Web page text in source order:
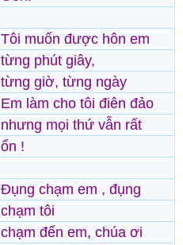
Tôi muốn được hôn em
từng phút giây,
từng giờ, từng ngày
Em làm cho tôi điên đảo
nhưng mọi thứ vẫn rất
ổn !
Đụng chạm em , đụng
chạm tôi
chạm đến em, chúa ơi